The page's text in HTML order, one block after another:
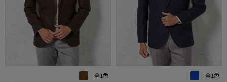
全1色 全1色